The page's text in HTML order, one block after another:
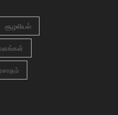
சூழலியல்